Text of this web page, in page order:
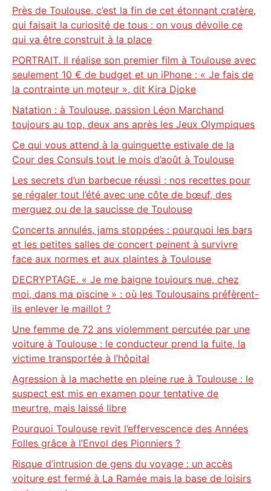
Près de Toulouse, c’est la fin de cet étonnant cratère,
qui faisait la curiosité de tous : on vous dévoile ce
qui va être construit à la place
PORTRAIT. Il réalise son premier film à Toulouse avec
seulement 10 € de budget et un iPhone : « Je fais de
la contrainte un moteur », dit Kira Djoke
Natation : à Toulouse, passion Léon Marchand
toujours au top, deux ans après les Jeux Olympiques
Ce qui vous attend à la guinguette estivale de la
Cour des Consuls tout le mois d’août à Toulouse
Les secrets d’un barbecue réussi : nos recettes pour
se régaler tout l’été avec une côte de bœuf, des
merguez ou de la saucisse de Toulouse
Concerts annulés, jams stoppées : pourquoi les bars
et les petites salles de concert peinent à survivre
face aux normes et aux plaintes à Toulouse
DECRYPTAGE. « Je me baigne toujours nue, chez
moi, dans ma piscine » : où les Toulousains préfèrent-
ils enlever le maillot ?
Une femme de 72 ans violemment percutée par une
voiture à Toulouse : le conducteur prend la fuite, la
victime transportée à l’hôpital
Agression à la machette en pleine rue à Toulouse : le
suspect est mis en examen pour tentative de
meurtre, mais laissé libre
Pourquoi Toulouse revit l’effervescence des Années
Folles grâce à l’Envol des Pionniers ?
Risque d’intrusion de gens du voyage : un accès
voiture est fermé à La Ramée mais la base de loisirs